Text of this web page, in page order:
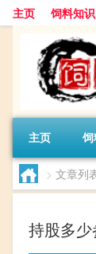
主页 饲料知识
主页
> 文章列
持股多